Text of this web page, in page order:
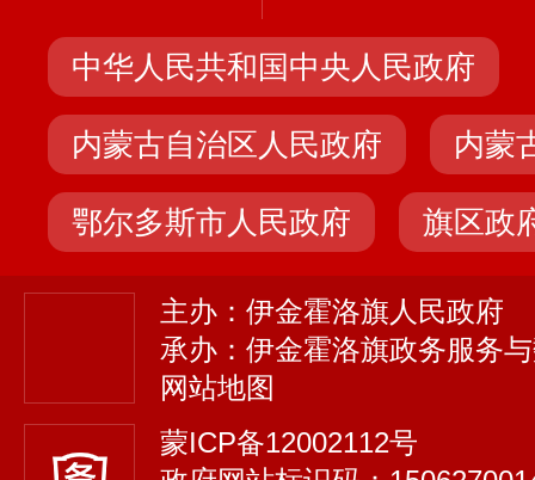
中华人民共和国中央人民政府
内蒙古自治区人民政府 内蒙
鄂尔多斯市人民政府 旗区政
主办：伊金霍洛旗人民政府
承办：伊金霍洛旗政务服务
网站地图
蒙ICP备12002112号